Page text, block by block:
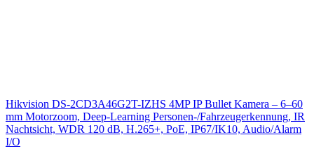
Hikvision DS-2CD3A46G2T-IZHS 4MP IP Bullet Kamera – 6–60
mm Motorzoom, Deep-Learning Personen-/Fahrzeugerkennung, IR
Nachtsicht, WDR 120 dB, H.265+, PoE, IP67/IK10, Audio/Alarm
I/O